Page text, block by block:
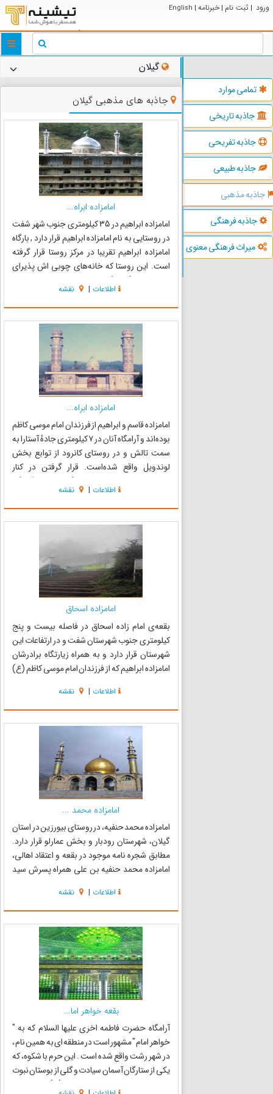
ورود | ثبت نام | خبرنامه |
English
تمامی موارد
جاذبه تاریخی
جاذبه تفریحی
جاذبه طبیعی
جاذبه مذهبی
جاذبه فرهنگی
میراث فرهنگی معنوی
گیلان
جاذبه های مذهبی گیلان
امامزاده ابراه...
امامزاده ابراهیم در 35 کیلومتری جنوب شهر شفت
در روستایی به نام امامزاده ابراهیم قرار دارد , بارگاه
امامزاده ابراهیم تقریبا در مرکز روستا قرار گرفته
است. این روستا که خانه‌های چوبی اش پذیرای
میهمانان و گردشگران در منطقه ای ییلاقی و با
طبیعتی تحسین برانگیز است به «شازده ابراهیم» یا
«شاهز...
اطلاعات | نقشه
امامزاده ابراه...
امامزاده قاسم و ابراهیم از فرزندان امام موسی کاظم
بوده‌اند و آرامگاه آنان در ۷ کیلومتری جادهٔ آستارا به
سمت تالش و در روستای کانرود از توابع بخش
لوندویل واقع شده‌است. قرار گرفتن در کنار
شبستان، کاروان سرا، بازار از ویژگیهای خاص آرامگاه
این امامزادها می‌باشد. هر ساله هزاران زائر برای...
اطلاعات | نقشه
امامزاده اسحاق
بقعه‌ی امام زاده اسحاق در فاصله بیست و پنج
کیلومتری جنوب شهرستان شفت و در ارتفاعات این
شهرستان قرار دارد و به همراه زیارتگاه برادرشان
امامزاده ابراهیم که از فرزندان امام موسی کاظم (ع)
شجره نامه موجود، بقعه امامزاده اسحاق مدفن
امامزاده اس...
اطلاعات | نقشه
امامزاده محمد ...
امامزاده محمد حنفیه، در روستای بیورزین در استان
گیلان، شهرستان رودبار و بخش عمارلو قرار دارد.
مطابق شجره نامه موجود در بقعه و اعتقاد اهالی،
امامزاده محمد حنفیه بن علی همراه پسرش سید
موسی کاظم(ع) در این محل مدفون می‌باشند. بنای
بقعه هشت ضعل...
اطلاعات | نقشه
بقعه خواهر اما...
آرامگاه حضرت فاطمه اخرى علیها السلام که به "
خواهر امام " مشهور است در منطقه اى به همین نام ،
در شهر رشت واقع شده است . این حرم با شکوه، که
یکى از ستارگان آسمان سیادت و گلى از بوستان نبوت
و ولایت ، «حضرت فاطمه اخری (ع) » فرزند بلا